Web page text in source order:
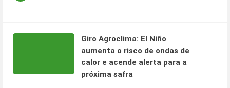
Giro Agroclima: El Niño
aumenta o risco de ondas de
calor e acende alerta para a
próxima safra